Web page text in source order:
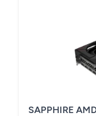
SAPPHIRE